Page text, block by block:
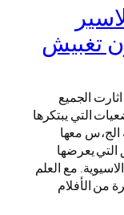
الجميع
التي يبتكرها
الج،س معها
التي يعرضها
مع العلم
من الأفلام